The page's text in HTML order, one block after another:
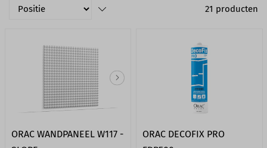
21 producten
ORAC WANDPANEEL W117 -
ORAC DECOFIX PRO​